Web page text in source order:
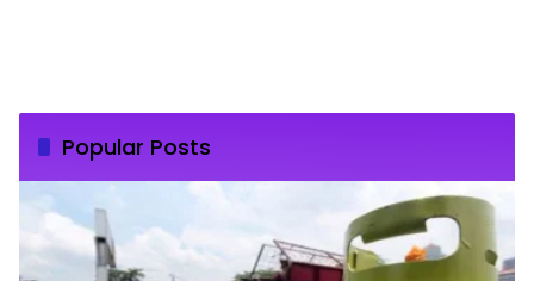
Popular Posts